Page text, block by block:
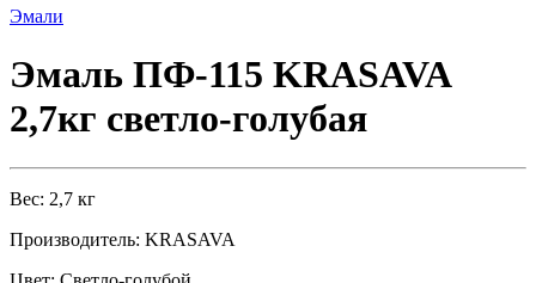
Эмали
Эмаль ПФ-115 KRASAVA
2,7кг светло-голубая
Вес: 2,7 кг
Производитель: KRASAVA